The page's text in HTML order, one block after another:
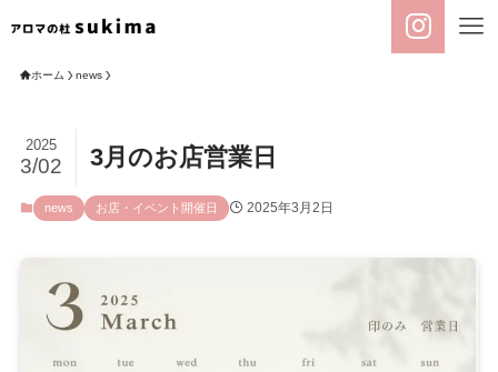
ホーム news
3月のお店営業日
2025
3/02
news お店・イベント開催日 2025年3月2日